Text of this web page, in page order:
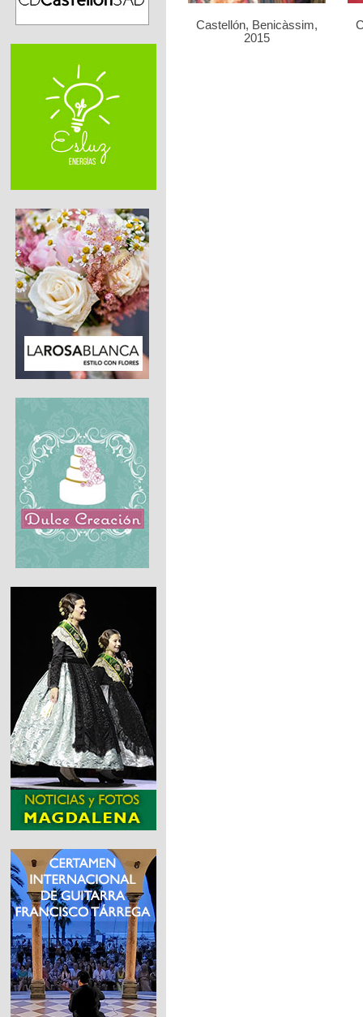
Castellón, Benicàssim,
2015